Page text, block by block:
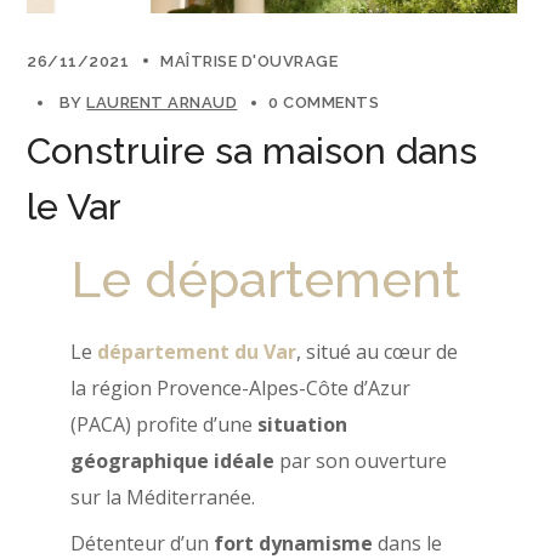
26/11/2021 MAÎTRISE D'OUVRAGE
BYLAURENT ARNAUD 0 COMMENTS
Construire sa maison dans
le Var
Le département
Le département du Var, situé au cœur de
la région Provence-Alpes-Côte d’Azur
(PACA) profite d’une situation
géographique idéale par son ouverture
sur la Méditerranée.
Détenteur d’un fort dynamisme dans le